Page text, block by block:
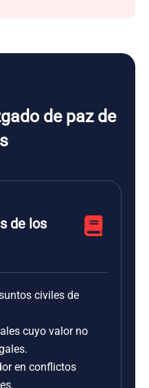
de paz de
de los
civiles de
cuyo valor no
en conflictos